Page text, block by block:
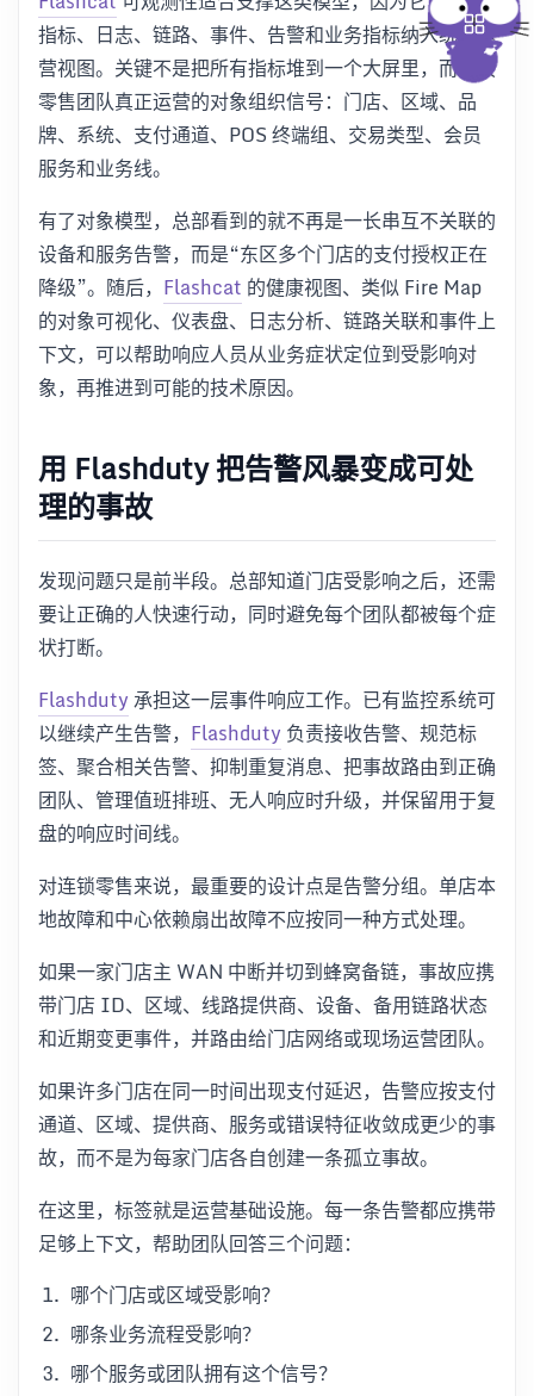
指标、日志、链路、事件、告警和业务指标纳入统一运
营视图。关键不是把所有指标堆到一个大屏里，而是按
零售团队真正运营的对象组织信号：门店、区域、品
牌、系统、支付通道、POS 终端组、交易类型、会员
服务和业务线。
有了对象模型，总部看到的就不再是一长串互不关联的
设备和服务告警，而是“东区多个门店的支付授权正在
降级”。随后， Flashcat 的健康视图、类似 Fire Map
的对象可视化、仪表盘、日志分析、链路关联和事件上
下文，可以帮助响应人员从业务症状定位到受影响对
象，再推进到可能的技术原因。
用 Flashduty 把告警风暴变成可处
理的事故
发现问题只是前半段。总部知道门店受影响之后，还需
要让正确的人快速行动，同时避免每个团队都被每个症
状打断。
Flashduty承担这一层事件响应工作。已有监控系统可
以继续产生告警， Flashduty 负责接收告警、规范标
签、聚合相关告警、抑制重复消息、把事故路由到正确
团队、管理值班排班、无人响应时升级，并保留用于复
盘的响应时间线。
对连锁零售来说，最重要的设计点是告警分组。单店本
地故障和中心依赖扇出故障不应按同一种方式处理。
如果一家门店主 WAN 中断并切到蜂窝备链，事故应携
带门店 ID、区域、线路提供商、设备、备用链路状态
和近期变更事件，并路由给门店网络或现场运营团队。
如果许多门店在同一时间出现支付延迟，告警应按支付
通道、区域、提供商、服务或错误特征收敛成更少的事
故，而不是为每家门店各自创建一条孤立事故。
在这里，标签就是运营基础设施。每一条告警都应携带
足够上下文，帮助团队回答三个问题：
哪个门店或区域受影响？
哪条业务流程受影响？
哪个服务或团队拥有这个信号？